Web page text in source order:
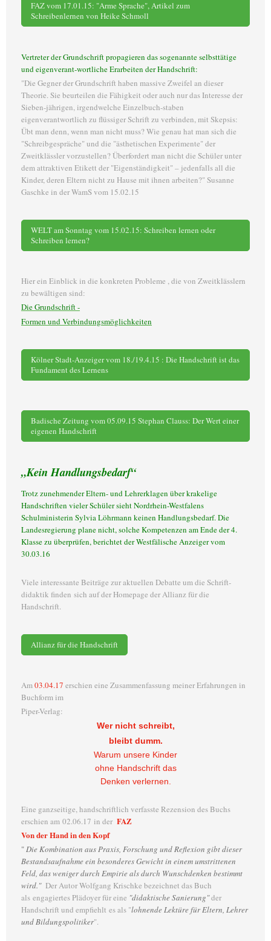
FAZ vom 17.01.15: "Arme Sprache", Artikel zum
Schreibenlernen von Heike Schmoll
Vertreter der Grundschrift propagieren das sogenannte selbsttätige
und eigenverant-wortliche Erarbeiten der Handschrift:
"Die Gegner der Grundschrift haben massive Zweifel an dieser
Theorie. Sie beurteilen die Fähigkeit oder auch nur das Interesse der
Sieben-jährigen, irgendwelche Einzelbuch-staben
eigenverantwortlich zu flüssiger Schrift zu verbinden, mit Skepsis:
Übt man denn, wenn man nicht muss? Wie genau hat man sich die
"Schreibgespräche" und die "ästhetischen Experimente" der
Zweitklässler vorzustellen? Überfordert man nicht die Schüler unter
dem attraktiven Etikett der "Eigenständigkeit" – jedenfalls all die
Kinder, deren Eltern nicht zu Hause mit ihnen arbeiten?" Susanne
Gaschke in der WamS vom 15.02.15
WELT am Sonntag vom 15.02.15: Schreiben lernen oder
Schreiben lernen?
Hier ein Einblick in die konkreten Probleme , die von Zweitklässlern
zu bewältigen sind:
Die Grundschrift -
Formen und Verbindungsmöglichkeiten
Kölner Stadt-Anzeiger vom 18./19.4.15 : Die Handschrift ist das
Fundament des Lernens
Badische Zeitung vom 05.09.15 Stephan Clauss: Der Wert einer
eigenen Handschrift
„Kein Handlungsbedarf“
Trotz zunehmender Eltern- und Lehrerklagen über krakelige
Handschriften vieler Schüler sieht Nordrhein-Westfalens
Schulministerin Sylvia Löhrmann keinen Handlungsbedarf. Die
Landesregierung plane nicht, solche Kompetenzen am Ende der 4.
Klasse zu überprüfen, berichtet der Westfälische Anzeiger vom
30.03.16
Viele interessante Beiträge zur aktuellen Debatte um die Schrift-
didaktik finden sich auf der Homepage der Allianz für die
Handschrift.
Allianz für die Handschrift
Am03.04.17 erschien eine Zusammenfassung meiner Erfahrungen in
Buchform im
Piper-Verlag:
Wer nicht schreibt,
bleibt dumm.
Warum unsere Kinder
ohne Handschrift das
Denken verlernen.
Eine ganzseitige, handschriftlich verfasste Rezension des Buchs
erschien am 02.06.17 in der FAZ
Von der Hand in den Kopf
"Die Kombination aus Praxis, Forschung und Reflexion gibt dieser
Bestandsaufnahme ein besonderes Gewicht in einem umstrittenen
Feld, das weniger durch Empirie als durch Wunschdenken bestimmt
wird." Der Autor Wolfgang Krischke bezeichnet das Buch
als engagiertes Plädoyer für eine "didaktische Sanierung"der
Handschrift und empfiehlt es als "lohnende Lektüre für Eltern, Lehrer
und Bildungspolitiker".